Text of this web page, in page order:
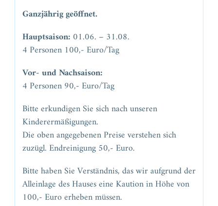
Ganzjährig geöffnet.
Hauptsaison: 01.06. – 31.08.
4 Personen 100,- Euro/Tag
Vor- und Nachsaison:
4 Personen 90,- Euro/Tag
Bitte erkundigen Sie sich nach unseren
Kinderermäßigungen.
Die oben angegebenen Preise verstehen sich
zuzügl. Endreinigung 50,- Euro.
Bitte haben Sie Verständnis, das wir aufgrund der
Alleinlage des Hauses eine Kaution in Höhe von
100,- Euro erheben müssen.